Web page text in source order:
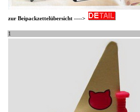
zur Beipackzettelübersicht ---->
1